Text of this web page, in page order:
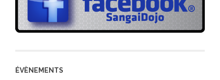
ÉVÈNEMENTS